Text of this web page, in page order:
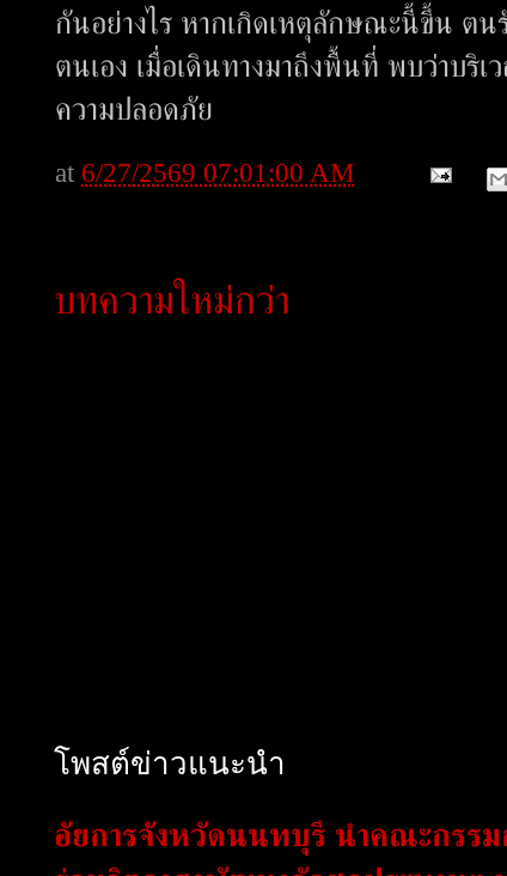
กันอย่างไร หากเกิดเหตุลักษณะนี้ขึ้น ตน
ตนเอง เมื่อเดินทางมาถึงพื้นที่ พบว่าบริ
ความปลอดภัย
at 6/27/2569 07:01:00 AM
บทความใหม่กว่า
โพสต์ข่าวแนะนำ
อัยการจังหวัดนนทบุรี นำคณะกรร